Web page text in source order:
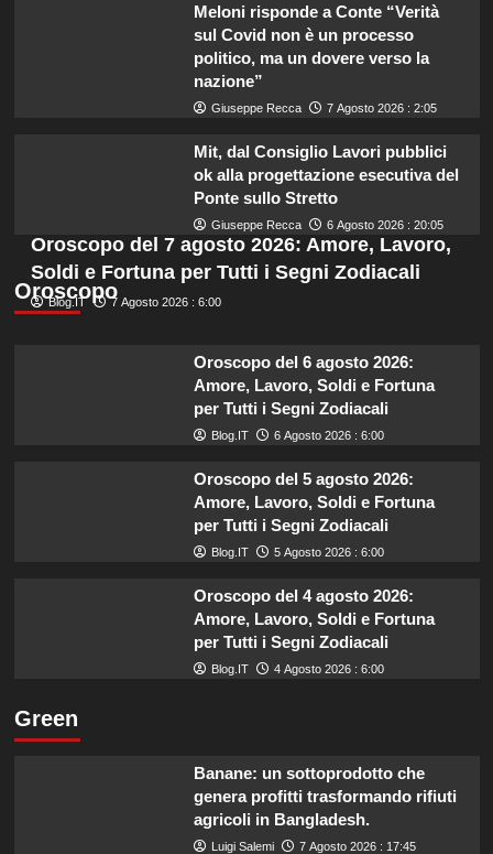
Meloni risponde a Conte “Verità
sul Covid non è un processo
politico, ma un dovere verso la
nazione”
Giuseppe Recca 7 Agosto 2026 : 2:05
Mit, dal Consiglio Lavori pubblici
ok alla progettazione esecutiva del
Ponte sullo Stretto
Giuseppe Recca 6 Agosto 2026 : 20:05
Oroscopo
Oroscopo del 7 agosto 2026: Amore, Lavoro,
Soldi e Fortuna per Tutti i Segni Zodiacali
Blog.IT 7 Agosto 2026 : 6:00
Oroscopo del 6 agosto 2026:
Amore, Lavoro, Soldi e Fortuna
per Tutti i Segni Zodiacali
Blog.IT 6 Agosto 2026 : 6:00
Oroscopo del 5 agosto 2026:
Amore, Lavoro, Soldi e Fortuna
per Tutti i Segni Zodiacali
Blog.IT 5 Agosto 2026 : 6:00
Oroscopo del 4 agosto 2026:
Amore, Lavoro, Soldi e Fortuna
per Tutti i Segni Zodiacali
Blog.IT 4 Agosto 2026 : 6:00
Green
Banane: un sottoprodotto che
genera profitti trasformando rifiuti
agricoli in Bangladesh.
Luigi Salemi 7 Agosto 2026 : 17:45